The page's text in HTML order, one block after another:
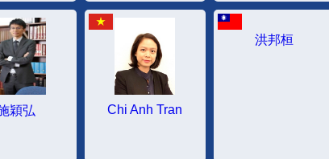
穎弘 Chi Anh Tran
洪邦桓